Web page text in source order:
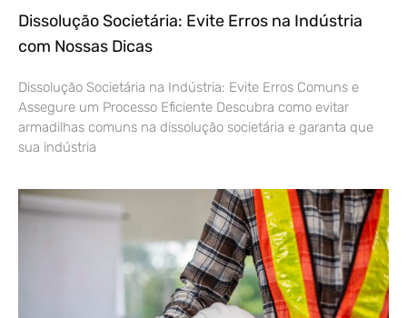
Dissolução Societária: Evite Erros na Indústria
com Nossas Dicas
Dissolução Societária na Indústria: Evite Erros Comuns e
Assegure um Processo Eficiente Descubra como evitar
armadilhas comuns na dissolução societária e garanta que
sua indústria